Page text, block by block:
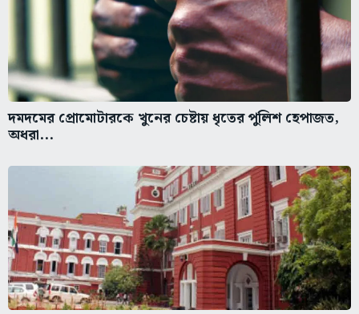
দমদমের প্রোমোটারকে খুনের চেষ্টায় ধৃতের পুলিশ হেপাজত,
অধরা...